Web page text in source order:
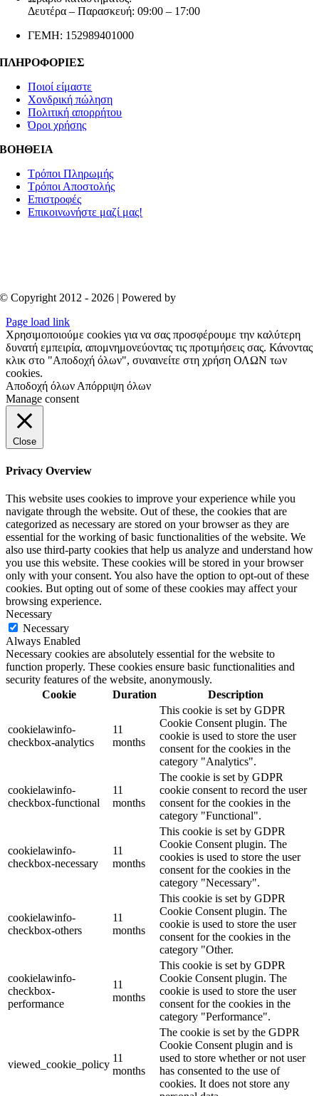
Δευτέρα – Παρασκευή: 09:00 – 17:00
ΓΕΜΗ: 152989401000
ΠΛΗΡΟΦΟΡΙΕΣ
Ποιοί είμαστε
Χονδρική πώληση
Πολιτική απορρήτου
Όροι χρήσης
ΒΟΗΘΕΙΑ
Τρόποι Πληρωμής
Τρόποι Αποστολής
Επιστροφές
Επικοινωνήστε μαζί μας!
© Copyright 2012 - 2026 | Powered by
Page load link
Χρησιμοποιούμε cookies για να σας προσφέρουμε την καλύτερη
δυνατή εμπειρία, απομνημονεύοντας τις προτιμήσεις σας. Κάνοντας
κλικ στο "Αποδοχή όλων", συναινείτε στη χρήση ΟΛΩΝ των
cookies.
Αποδοχή όλων Απόρριψη όλων
Manage consent
Close
Privacy Overview
This website uses cookies to improve your experience while you
navigate through the website. Out of these, the cookies that are
categorized as necessary are stored on your browser as they are
essential for the working of basic functionalities of the website. We
also use third-party cookies that help us analyze and understand how
you use this website. These cookies will be stored in your browser
only with your consent. You also have the option to opt-out of these
cookies. But opting out of some of these cookies may affect your
browsing experience.
Necessary
Necessary
Always Enabled
Necessary cookies are absolutely essential for the website to
function properly. These cookies ensure basic functionalities and
security features of the website, anonymously.
Cookie
Duration Description
cookielawinfo-
checkbox-analytics
11
months
This cookie is set by GDPR
Cookie Consent plugin. The
cookie is used to store the user
consent for the cookies in the
category "Analytics".
cookielawinfo-
checkbox-functional
11
months
The cookie is set by GDPR
cookie consent to record the user
consent for the cookies in the
category "Functional".
cookielawinfo-
checkbox-necessary
11
months
This cookie is set by GDPR
Cookie Consent plugin. The
cookies is used to store the user
consent for the cookies in the
category "Necessary".
cookielawinfo-
checkbox-others
11
months
This cookie is set by GDPR
Cookie Consent plugin. The
cookie is used to store the user
consent for the cookies in the
category "Other.
cookielawinfo-
checkbox-
performance
11
months
This cookie is set by GDPR
Cookie Consent plugin. The
cookie is used to store the user
consent for the cookies in the
category "Performance".
viewed_cookie_policy
11
months
The cookie is set by the GDPR
Cookie Consent plugin and is
used to store whether or not user
has consented to the use of
cookies. It does not store any